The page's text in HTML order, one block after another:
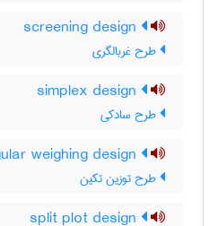
طرح غربالگری
طرح سادکی
طرح توزین تکین